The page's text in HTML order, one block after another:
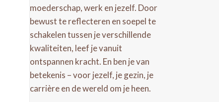
moederschap, werk en jezelf. Door
bewust te reflecteren en soepel te
schakelen tussen je verschillende
kwaliteiten, leef je vanuit
ontspannen kracht. En ben je van
betekenis – voor jezelf, je gezin, je
carrière en de wereld om je heen.